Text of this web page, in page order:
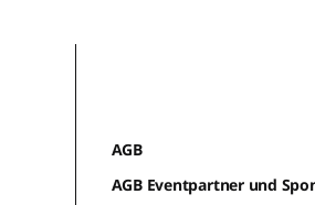
AGB
AGB Eventpartner und